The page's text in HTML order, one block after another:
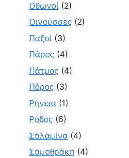
Οθωνοί (2)
Οινούσσες (2)
Παξοί (3)
Πάρος (4)
Πάτμος (4)
Πόρος (3)
Ρήνεια (1)
Ρόδος (6)
Σαλαμίνα (4)
Σαμοθράκη (4)